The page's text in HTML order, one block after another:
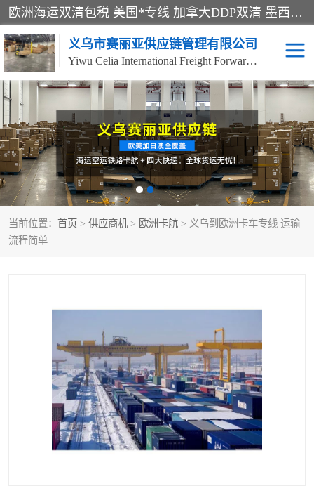
欧洲海运双清包税 美国*专线 加拿大DDP双清 墨西哥跨境空运 澳大利亚专线物流 跨境电商物流服务 国际快递到门服务 海运*渠道 一站式跨境物流解决方案 TikTok/SHEIN专线 电商平台FBA头程运输 国际铁路运输欧洲 UPS/DDHL/联邦快递跨境 美国双清到门物流 跨境*运输
义乌市赛丽亚供应链管理有限公司
Yiwu Celia International Freight Forwarding Co., Ltd
当前位置： 首页 > 供应商机 > 欧洲卡航 > 义乌到欧洲卡车专线 运输
流程简单
美森快船 欧洲卡航
加拿大海运/空运-双清到
门
澳大利亚海运/空运-双清
到门
墨西哥海运/空运-双清到
门